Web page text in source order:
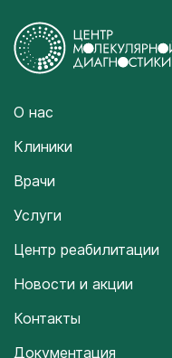
О нас
Клиники
Врачи
Услуги
Центр реабилитации
Новости и акции
Контакты
Документация